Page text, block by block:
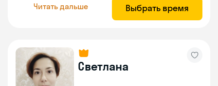
Читать дальше Выбрать время
Светлана